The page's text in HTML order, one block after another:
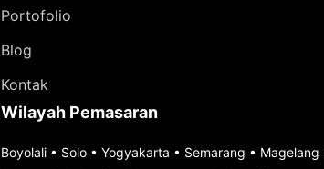
Portofolio
Blog
Kontak
Wilayah Pemasaran
Boyolali• Solo• Yogyakarta • Semarang • Magelang